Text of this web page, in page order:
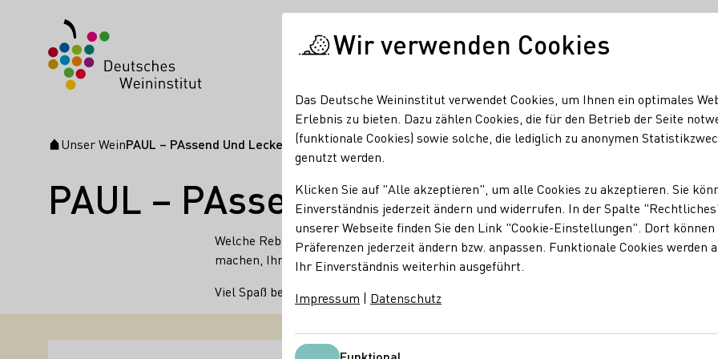
Startseite
Unser WeinPAUL – PAssend Und Lecker
PAUL – PAssend Und Lecker
Welche Rebsorte passt zu meinem Essen? Lieber Trocken oder Halbtrocken? Mit PAUL
machen, Ihre Menüzusammenstellung eingeben und erfahren, welche Rebsorte Ihnen
Viel Spaß beim Stöbern und Ausprobieren!
Wir verwenden Cookies
Das Deutsche Weininstitut verwendet Cookies, um Ihnen ein optimales
Erlebnis zu bieten. Dazu zählen Cookies, die für den Betrieb der Seite
(funktionale Cookies) sowie solche, die lediglich zu anonymen
genutzt werden.
Klicken Sie auf "Alle akzeptieren", um alle Cookies zu akzeptieren. Sie
Einverständnis jederzeit ändern und widerrufen. In der Spalte
unserer Webseite finden Sie den Link "Cookie-Einstellungen". Dort können
Präferenzen jederzeit ändern bzw. anpassen. Funktionale Cookies werden
Ihr Einverständnis weiterhin ausgeführt.
Impressum | Datenschutz